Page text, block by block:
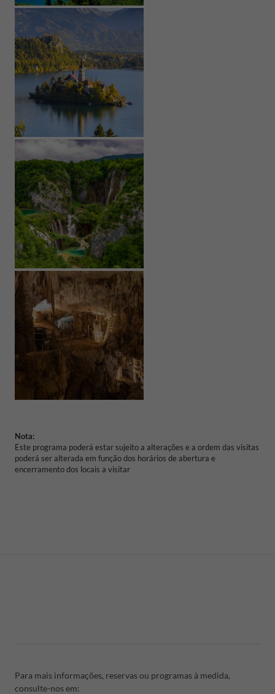
Nota:
Este programa poderá estar sujeito a alterações e a ordem das visitas
poderá ser alterada em função dos horários de abertura e
encerramento dos locais a visitar
Para mais informações, reservas ou programas à medida,
consulte-nos em: